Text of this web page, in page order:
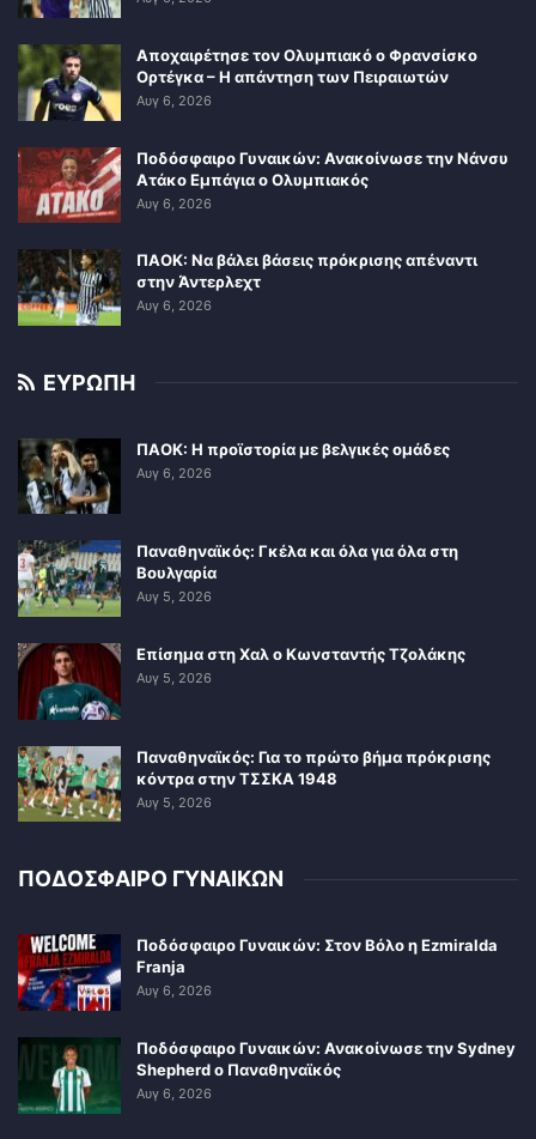
Αποχαιρέτησε τον Ολυμπιακό ο Φρανσίσκο
Ορτέγκα – Η απάντηση των Πειραιωτών
Αυγ 6, 2026
Ποδόσφαιρο Γυναικών: Ανακοίνωσε την Νάνσυ
Ατάκο Εμπάγια ο Ολυμπιακός
Αυγ 6, 2026
ΠΑΟΚ: Να βάλει βάσεις πρόκρισης απέναντι
στην Άντερλεχτ
Αυγ 6, 2026
ΕΥΡΩΠΗ
ΠΑΟΚ: Η προϊστορία με βελγικές ομάδες
Αυγ 6, 2026
Παναθηναϊκός: Γκέλα και όλα για όλα στη
Βουλγαρία
Αυγ 5, 2026
Επίσημα στη Χαλ ο Κωνσταντής Τζολάκης
Αυγ 5, 2026
Παναθηναϊκός: Για το πρώτο βήμα πρόκρισης
κόντρα στην ΤΣΣΚΑ 1948
Αυγ 5, 2026
ΠΟΔΟΣΦΑΙΡΟ ΓΥΝΑΙΚΩΝ
Ποδόσφαιρο Γυναικών: Στον Βόλο η Ezmiralda
Franja
Αυγ 6, 2026
Ποδόσφαιρο Γυναικών: Ανακοίνωσε την Sydney
Shepherd ο Παναθηναϊκός
Αυγ 6, 2026